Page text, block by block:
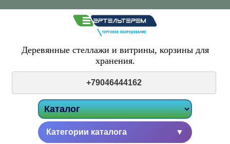
Деревянные стеллажи и витрины, корзины для
хранения.
+79046444162
Категории каталога ▼